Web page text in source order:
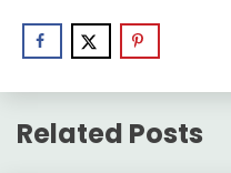
Related Posts